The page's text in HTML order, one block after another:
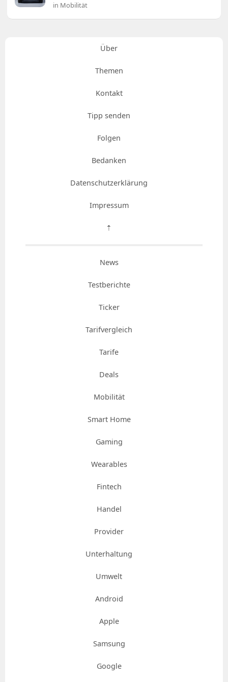
in Mobilität
Über
Themen
Kontakt
Tipp senden
Folgen
Bedanken
Datenschutzerklärung
Impressum
⇡
News
Testberichte
Ticker
Tarifvergleich
Tarife
Deals
Mobilität
Smart Home
Gaming
Wearables
Fintech
Handel
Provider
Unterhaltung
Umwelt
Android
Apple
Samsung
Google